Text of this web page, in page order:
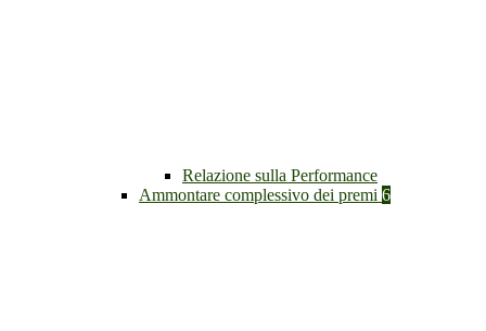
Relazione sulla Performance
Ammontare complessivo dei premi 6